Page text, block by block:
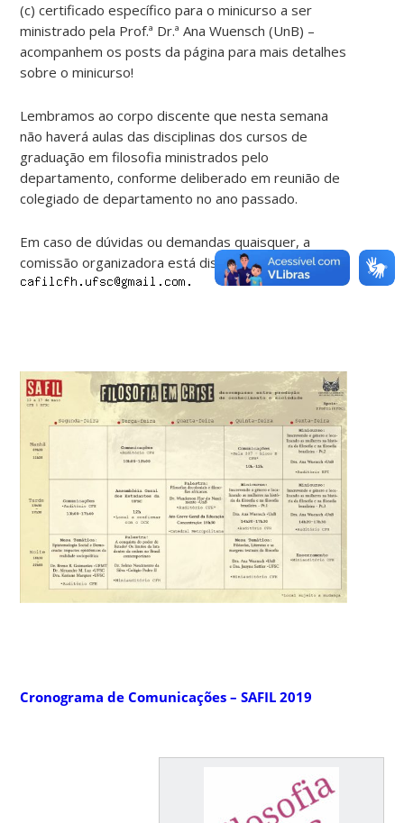
(c) certificado específico para o minicurso a ser
ministrado pela Prof.ª Dr.ª Ana Wuensch (UnB) –
acompanhem os posts da página para mais detalhes
sobre o minicurso!
Lembramos ao corpo discente que nesta semana
não haverá aulas das disciplinas dos cursos de
graduação em filosofia ministrados pelo
departamento, conforme deliberado em reunião de
colegiado de departamento no ano passado.
Em caso de dúvidas ou demandas quaisquer, a
comissão organizadora está disponível pelo e-mail
Cronograma de Comunicações – SAFIL 2019